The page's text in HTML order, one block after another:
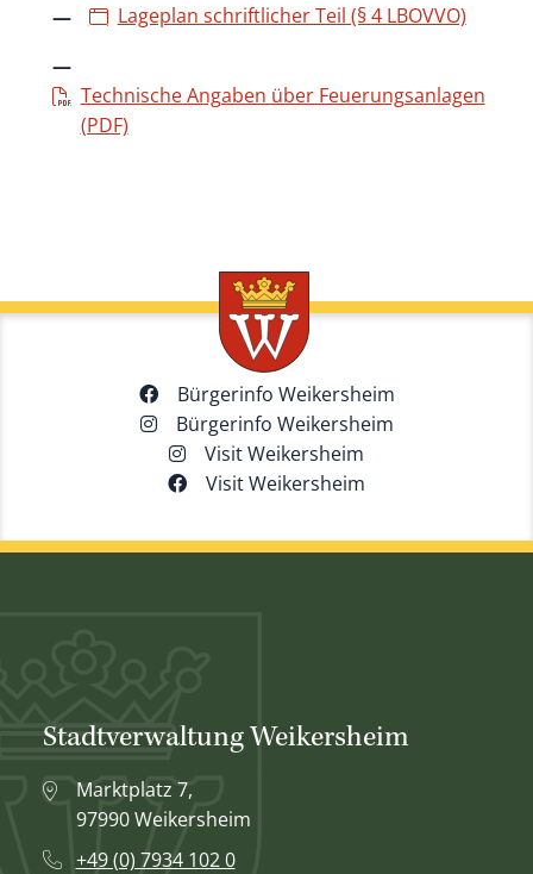
Lageplan schriftlicher Teil (§ 4 LBOVVO)
Technische Angaben über Feuerungsanlagen
(PDF)
Bürgerinfo Weikersheim
Bürgerinfo Weikersheim
Visit Weikersheim
Visit Weikersheim
Stadtverwaltung Weikersheim
Marktplatz 7,
97990 Weikersheim
+49 (0) 7934 102 0